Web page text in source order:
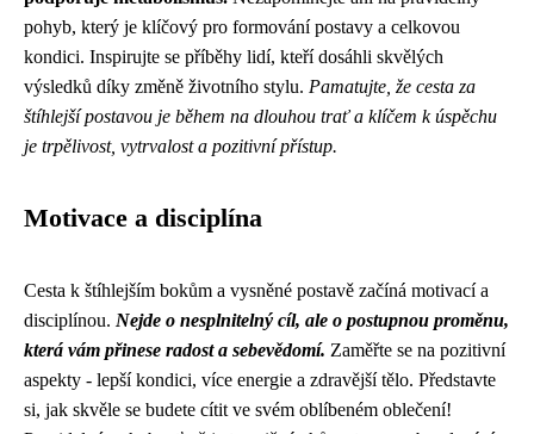
pohyb, který je klíčový pro formování postavy a celkovou
kondici. Inspirujte se příběhy lidí, kteří dosáhli skvělých
výsledků díky změně životního stylu. Pamatujte, že cesta za
štíhlejší postavou je během na dlouhou trať a klíčem k úspěchu
je trpělivost, vytrvalost a pozitivní přístup.
Motivace a disciplína
Cesta k štíhlejším bokům a vysněné postavě začíná motivací a
disciplínou. Nejde o nesplnitelný cíl, ale o postupnou proměnu,
která vám přinese radost a sebevědomí. Zaměřte se na pozitivní
aspekty - lepší kondici, více energie a zdravější tělo. Představte
si, jak skvěle se budete cítit ve svém oblíbeném oblečení!